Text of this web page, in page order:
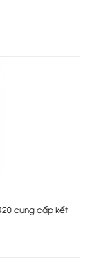
cung cấp kết